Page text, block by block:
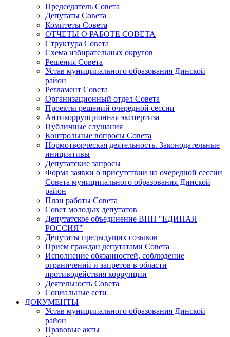
Председатель Совета
Депутаты Совета
Комитеты Совета
ОТЧЕТЫ О РАБОТЕ СОВЕТА
Структура Совета
Схема избирательных округов
Решения Совета
Устав муниципального образования Динской
район
Регламент Совета
Организационный отдел Совета
Проекты решений очередной сессии
Антикоррупционная экспертиза
Публичные слушания
Контрольные вопросы Совета
Нормотворческая деятельность. Законодательные
инициативы
Депутатские запросы
Форма заявки о присутствии на очередной сессии
Совета муниципального образования Динской
район
План работы Совета
Совет молодых депутатов
Депутатское объединение ВПП "ЕДИНАЯ
РОССИЯ"
Депутаты предыдущих созывов
Прием граждан депутатами Совета
Исполнение обязанностей, соблюдение
ограничений и запретов в области
противодействия коррупции
Деятельность Совета
Социальные сети
ДОКУМЕНТЫ
Устав муниципального образования Динской
район
Правовые акты